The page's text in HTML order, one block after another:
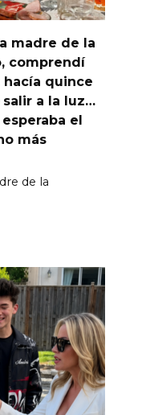
madre de la
comprendí
quince
a la luz…
el
más
de la